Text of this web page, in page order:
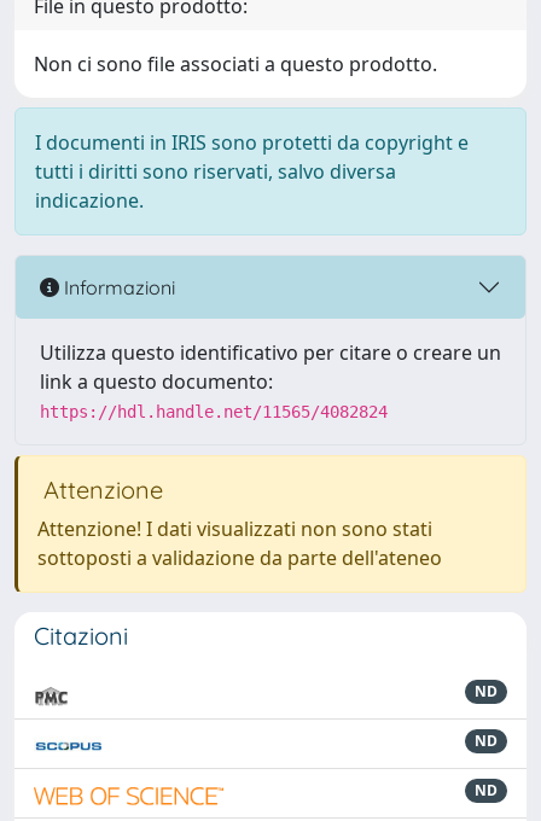
File in questo prodotto:
Non ci sono file associati a questo prodotto.
I documenti in IRIS sono protetti da copyright e
tutti i diritti sono riservati, salvo diversa
indicazione.
Informazioni
Utilizza questo identificativo per citare o creare un
link a questo documento:
https://hdl.handle.net/11565/4082824
Attenzione
Attenzione! I dati visualizzati non sono stati
sottoposti a validazione da parte dell'ateneo
Citazioni
ND
ND
ND